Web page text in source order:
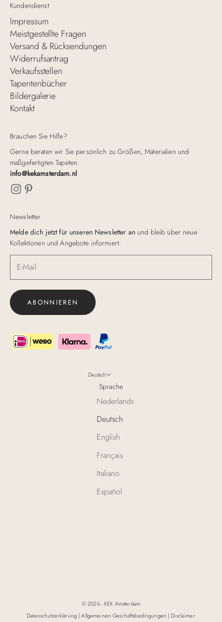
Kundendienst
Impressum
Meistgestellte Fragen
Versand & Rücksendungen
Widerrufsantrag
Verkaufsstellen
Tapentenbücher
Bildergalerie
Kontakt
Brauchen Sie Hilfe?
Gerne beraten wir Sie persönlich zu Größen, Materialien und
maßgefertigten Tapeten.
info@kekamsterdam.nl
Newsletter
Melde dich jetzt für unseren Newsletter anund bleib über neue
Kollektionen und Angebote informiert.
ABONNIEREN
Deutsch
Sprache
Nederlands
Deutsch
English
Français
Italiano
Español
© 2026 - KEK Amsterdam
Datenschutzerklärung |Allgemeinen Geschäftsbedingungen | Disclaimer